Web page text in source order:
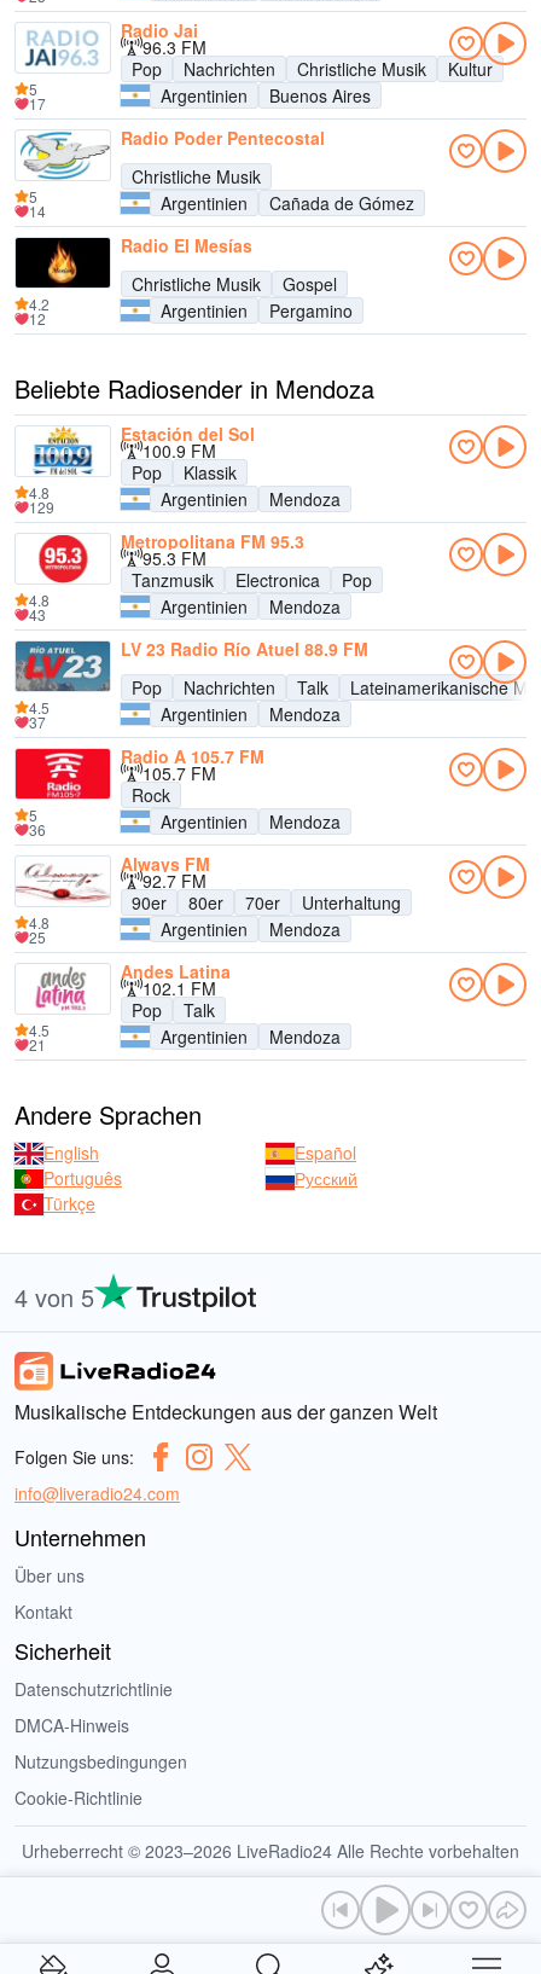
Radio Jai
96.3 FM
Pop
Nachrichten Christliche Musik
Kultur
Argentinien
Buenos Aires
5
17
Radio Poder Pentecostal
Christliche Musik
Argentinien
Cañada de Gómez
5
14
Radio El Mesías
Christliche Musik
Gospel
Argentinien
Pergamino
4.2
12
Beliebte Radiosender in Mendoza
Estación del Sol
100.9 FM
Pop
Klassik
Argentinien
Mendoza
4.8
129
Metropolitana FM 95.3
95.3 FM
Tanzmusik
Electronica
Pop
Argentinien
Mendoza
4.8
43
LV 23 Radio Río Atuel 88.9 FM
Pop
Nachrichten Talk
Lateinamerikanische
Argentinien
Mendoza
4.5
37
Radio A 105.7 FM
105.7 FM
Rock
Argentinien
Mendoza
5
36
Always FM
92.7 FM
90er
80er 70er
Unterhaltung
Argentinien
Mendoza
4.8
25
Andes Latina
102.1 FM
Pop
Talk
Argentinien
Mendoza
4.5
21
Andere Sprachen
English
Español
Português
Русский
Türkçe
4 von 5
Musikalische Entdeckungen aus der ganzen Welt
Folgen Sie uns:
info@liveradio24.com
Unternehmen
Über uns
Kontakt
Sicherheit
Datenschutzrichtlinie
DMCA-Hinweis
Nutzungsbedingungen
Cookie-Richtlinie
Urheberrecht © 2023–2026 LiveRadio24 Alle Rechte vorbehalten